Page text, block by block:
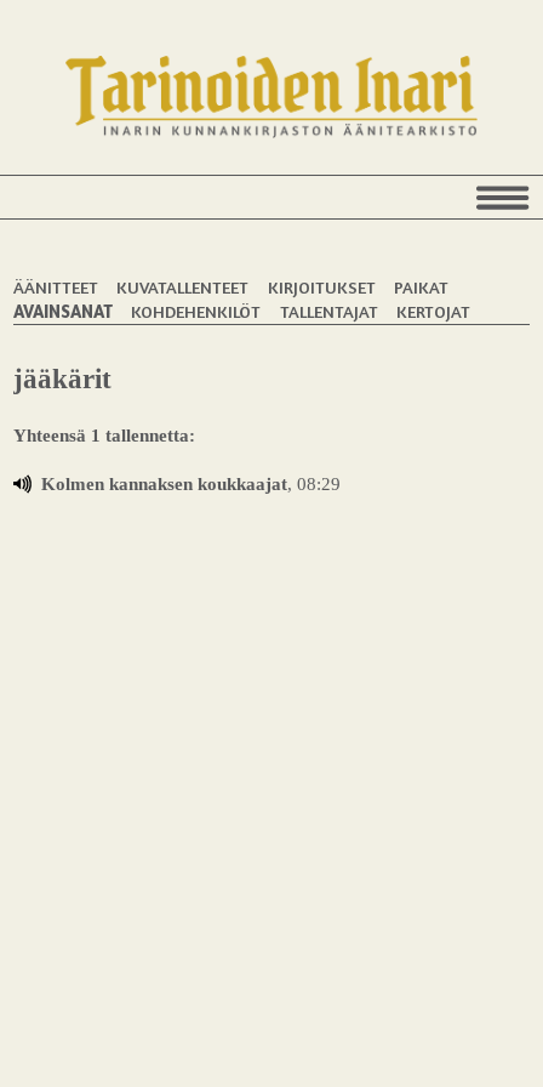
ÄÄNITTEET KUVATALLENTEET KIRJOITUKSET
PAIKAT
AVAINSANAT
KOHDEHENKILÖT TALLENTAJAT KERTOJAT
jääkärit
Yhteensä 1 tallennetta:
Kolmen kannaksen koukkaajat, 08:29